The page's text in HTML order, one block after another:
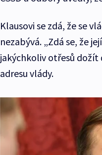
Klausovi se zdá, že se
nezabývá. „Zdá se, že
jakýchkoliv otřesů dožít
adresu vlády.